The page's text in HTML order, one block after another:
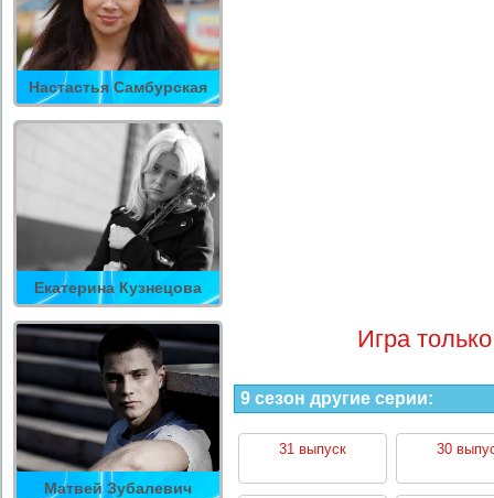
Настастья Самбурская
Екатерина Кузнецова
Матвей Зубалевич
Игра
9 сезон другие серии:
31 выпуск 30